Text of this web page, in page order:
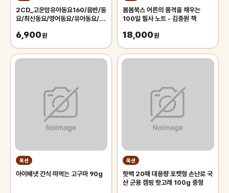
2CD_고운맘유아동요160/음반/동
요/최신동요/영어동요/유아동요/음
6,900원
봄봄북스 어른의 품격을 채우는
100일 필사 노트 - 김종원 책
18,000원
옥션
아이배냇 간식 떠먹는 고구마 90g
옥션
핫팩 20매 대용량 포켓형 손난로 국
산 군용 캠핑 핫고래 100g 중형